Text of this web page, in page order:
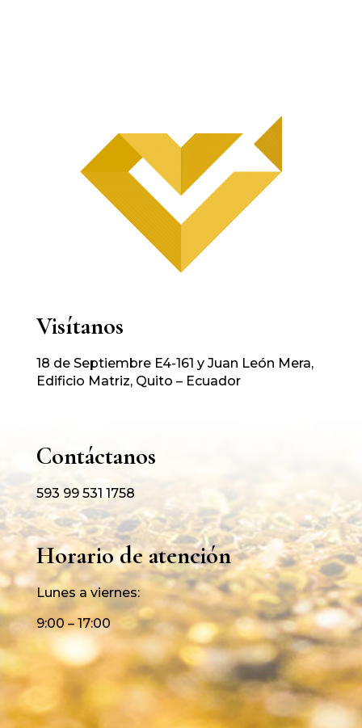
Visítanos
18 de Septiembre E4-161 y Juan León Mera,
Edificio Matriz, Quito – Ecuador
Contáctanos
593 99 531 1758
Horario de atención
Lunes a viernes:
9:00 – 17:00